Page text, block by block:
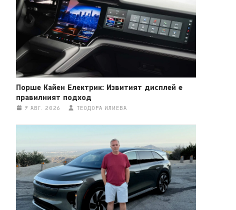
Порше Кайен Електрик: Извитият дисплей е
правилният подход
7 АВГ. 2026 ТЕОДОРА ИЛИЕВА